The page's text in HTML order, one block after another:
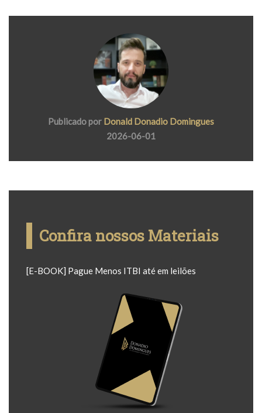
Publicado por Donald Donadio Domingues
2026-06-01
Confira nossos Materiais
[E-BOOK] Pague Menos ITBI até em leilões